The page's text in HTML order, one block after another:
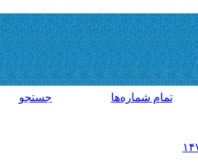
تمام شماره‌ها جستجو